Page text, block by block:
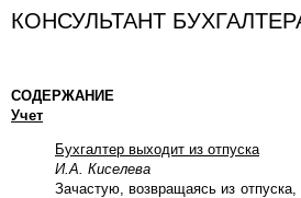
КОНСУЛЬТАНТ
СОДЕРЖАНИЕ
Учет
Бухгалтер выходит из отпуска
И.А. Киселева
Зачастую, возвращаясь из отпуска,